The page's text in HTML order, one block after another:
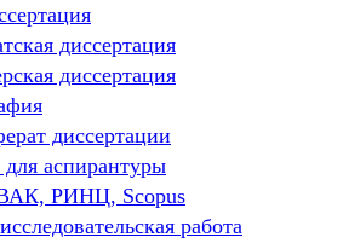
диссертация
диссертация
диссертации
для аспирантуры
РИНЦ, Scopus
работа